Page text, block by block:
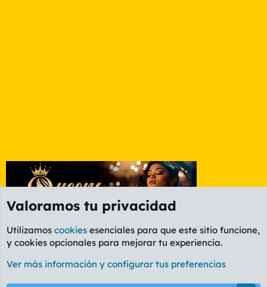
Foro General
Cookies
PL OLDSTYLE AMARILLO
Valoramos tu privacidad
Utilizamos cookies esenciales para que este sitio funcione,
y cookies opcionales para mejorar tu experiencia.
Ver más información y configurar tus preferencias